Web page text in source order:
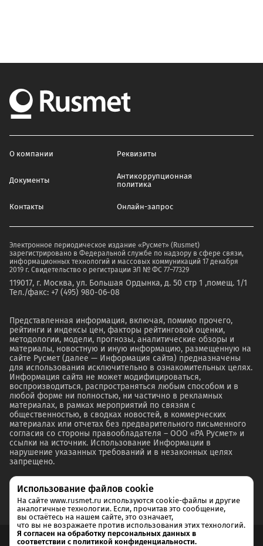
О компании Реквизиты
Документы
Антикоррупционная
политика
Контакты Онлайн-запрос
Электронное периодическое издание «Русмет» (Rusmet)
зарегистрировано в Федеральной службе по надзору в сфере связи,
информационных технологий и массовых коммуникаций 17 декабря
2019 г. Свидетельство о регистрации ЭЛ № ФС 77–77329
119017, г. Москва, ул. Большая Ордынка, д. 50 стр 1 ,помещ. 1/1
Тел./факс: +7 (495) 980-06-08
Представленная информация, включая, помимо прочего,
рейтинги и индексы цен, факторы рейтинговой оценки,
методологии, модели, прогнозы, аналитические обзоры и
материалы, новостную и иную информацию, размещенную на
сайте Русмет (далее — Информация сайта) предназначены
для использования исключительно в ознакомительных целях.
Информация сайта не может модифицироваться,
воспроизводиться, распространяться любым способом и в
любой форме ни полностью, ни частично в рекламных
материалах, в рамках мероприятий по связям с
общественностью, в сводках новостей, в коммерческих
материалах или отчетах без предварительного письменного
согласия со стороны правообладателя – ООО «РА Русмет» и
ссылки на источник. Использование Информации в
нарушение указанных требований и в незаконных целях
запрещено.
Согласие на обработку и хранение персональных данных
Использование файлов cookie
На сайте www.rusmet.ru используются cookie-файлы и другие
аналогичные технологии. Если, прочитав это сообщение,
вы остаётесь на нашем сайте, это означает,
что вы не возражаете против использования этих технологий.
Я согласен на обработку персональных данных в
соответствии с политикой конфиденциальности.